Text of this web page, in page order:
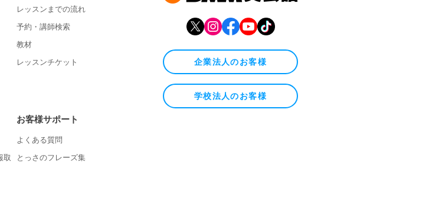
レッスンまでの流れ
予約・講師検索
教材
レッスンチケット
取
お客様サポート
よくある質問
とっさのフレーズ集
企業法人のお客様
学校法人のお客様